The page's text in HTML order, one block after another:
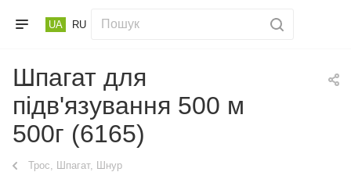
UA RU
Шпагат для
підв'язування 500 м
500г (6165)
Трос, Шпагат, Шнур